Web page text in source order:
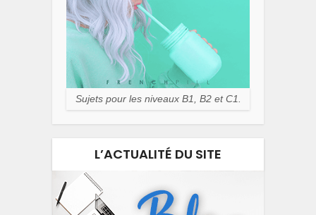
Sujets pour les niveaux B1, B2 et C1.
L’ACTUALITÉ DU SITE